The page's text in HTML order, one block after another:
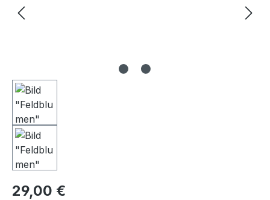
Regulärer Preis:
29,00 €